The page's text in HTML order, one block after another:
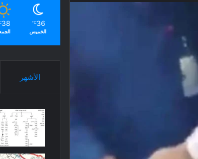
36
℃
الخميس
38
الأشهر